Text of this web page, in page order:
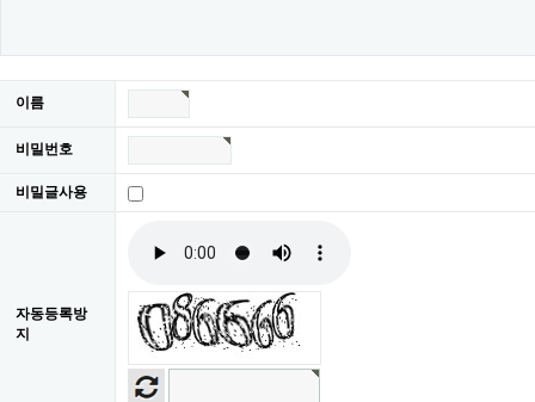
이름
비밀번호
비밀글사용
자동등록방
지